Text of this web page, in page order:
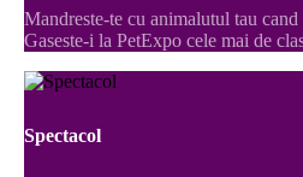
Mandreste-te cu animalutul tau
Gaseste-i la PetExpo cele mai de
Spectacol